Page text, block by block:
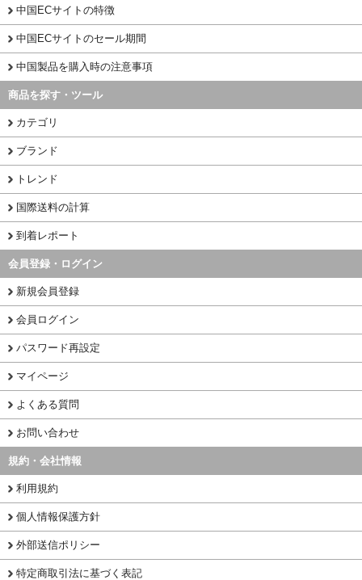
中国ECサイトの特徴
中国ECサイトのセール期間
中国製品を購入時の注意事項
商品を探す・ツール
カテゴリ
ブランド
トレンド
国際送料の計算
到着レポート
会員登録・ログイン
新規会員登録
会員ログイン
パスワード再設定
マイページ
よくある質問
お問い合わせ
規約・会社情報
利用規約
個人情報保護方針
外部送信ポリシー
特定商取引法に基づく表記